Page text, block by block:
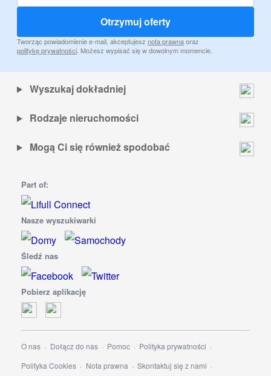
Otrzymuj oferty
Tworząc powiadomienie e-mail, akceptujesz nota prawnaoraz
politykę prywatności. Możesz wypisać się w dowolnym momencie.
Wyszukaj dokładniej
Rodzaje nieruchomości
Mogą Ci się również spodobać
Part of:
Nasze wyszukiwarki
Śledź nas
Pobierz aplikację
O nas Dołącz do nas Pomoc
Polityka prywatności
Polityka Cookies
Nota prawna Skontaktuj się z nami